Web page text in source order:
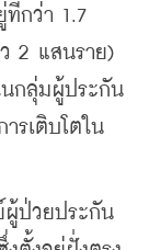
กว่า 1.7
2 แสนราย)
กลุ่มผู้ประกัน
รเติบโตใน
ผู้ป่วยประกัน